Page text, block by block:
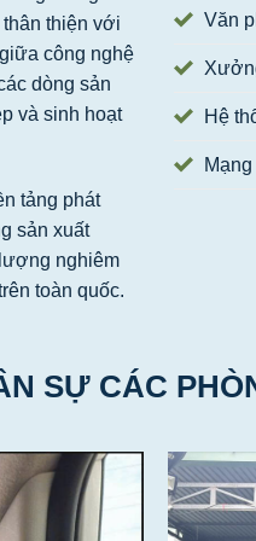
thiện với
công nghệ
dòng sản
và sinh hoạt
tảng phát
sản xuất
nghiêm
toàn quốc.
Văn
Hệ
SỰ CÁC